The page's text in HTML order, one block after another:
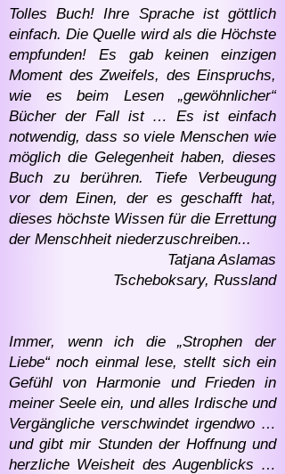
Tolles Buch! Ihre Sprache ist göttlich
einfach. Die Quelle wird als die Höchste
empfunden! Es gab keinen einzigen
Moment des Zweifels, des Einspruchs,
wie es beim Lesen „gewöhnlicher“
Bücher der Fall ist … Es ist einfach
notwendig, dass so viele Menschen wie
möglich die Gelegenheit haben, dieses
Buch zu berühren. Tiefe Verbeugung
vor dem Einen, der es geschafft hat,
dieses höchste Wissen für die Errettung
der Menschheit niederzuschreiben...
Tatjana Aslamas
Tscheboksary, Russland
Immer, wenn ich die „Strophen der
Liebe“ noch einmal lese, stellt sich ein
Gefühl von Harmonie und Frieden in
meiner Seele ein, und alles Irdische und
Vergängliche verschwindet irgendwo …
und gibt mir Stunden der Hoffnung und
herzliche Weisheit des Augenblicks …